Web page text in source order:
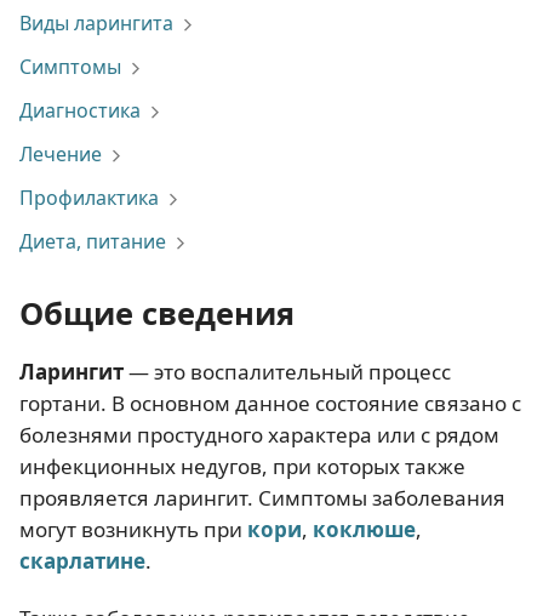
Виды ларингита
Симптомы
Диагностика
Лечение
Профилактика
Диета, питание
Общие сведения
Ларингит— это воспалительный процесс
гортани. В основном данное состояние связано с
болезнями простудного характера или с рядом
инфекционных недугов, при которых также
проявляется ларингит. Симптомы заболевания
могут возникнуть при кори, коклюше,
скарлатине.